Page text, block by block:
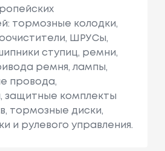
тормозные колодки,
ШРУСы,
ступиц, ремни,
ремня, лампы,
провода,
защитные комплекты
тормозные диски,
и рулевого управления.